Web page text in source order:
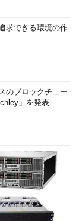
求できる環境の作
のブロックチェー
」を発表